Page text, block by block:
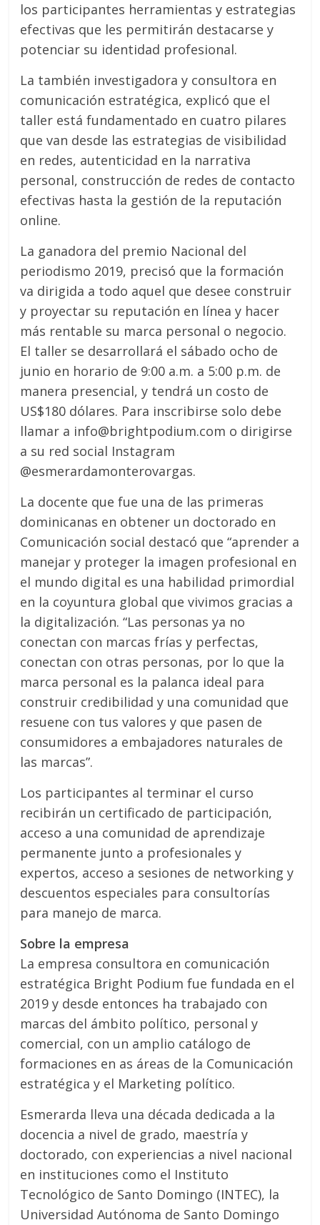
los participantes herramientas y estrategias
efectivas que les permitirán destacarse y
potenciar su identidad profesional.
La también investigadora y consultora en
comunicación estratégica, explicó que el
taller está fundamentado en cuatro pilares
que van desde las estrategias de visibilidad
en redes, autenticidad en la narrativa
personal, construcción de redes de contacto
efectivas hasta la gestión de la reputación
online.
La ganadora del premio Nacional del
periodismo 2019, precisó que la formación
va dirigida a todo aquel que desee construir
y proyectar su reputación en línea y hacer
más rentable su marca personal o negocio.
El taller se desarrollará el sábado ocho de
junio en horario de 9:00 a.m. a 5:00 p.m. de
manera presencial, y tendrá un costo de
US$180 dólares. Para inscribirse solo debe
llamar a info@brightpodium.com o dirigirse
a su red social Instagram
@esmerardamonterovargas.
La docente que fue una de las primeras
dominicanas en obtener un doctorado en
Comunicación social destacó que “aprender a
manejar y proteger la imagen profesional en
el mundo digital es una habilidad primordial
en la coyuntura global que vivimos gracias a
la digitalización. “Las personas ya no
conectan con marcas frías y perfectas,
conectan con otras personas, por lo que la
marca personal es la palanca ideal para
construir credibilidad y una comunidad que
resuene con tus valores y que pasen de
consumidores a embajadores naturales de
las marcas”.
Los participantes al terminar el curso
recibirán un certificado de participación,
acceso a una comunidad de aprendizaje
permanente junto a profesionales y
expertos, acceso a sesiones de networking y
descuentos especiales para consultorías
para manejo de marca.
Sobre la empresa
La empresa consultora en comunicación
estratégica Bright Podium fue fundada en el
2019 y desde entonces ha trabajado con
marcas del ámbito político, personal y
comercial, con un amplio catálogo de
formaciones en as áreas de la Comunicación
estratégica y el Marketing político.
Esmerarda lleva una década dedicada a la
docencia a nivel de grado, maestría y
doctorado, con experiencias a nivel nacional
en instituciones como el Instituto
Tecnológico de Santo Domingo (INTEC), la
Universidad Autónoma de Santo Domingo